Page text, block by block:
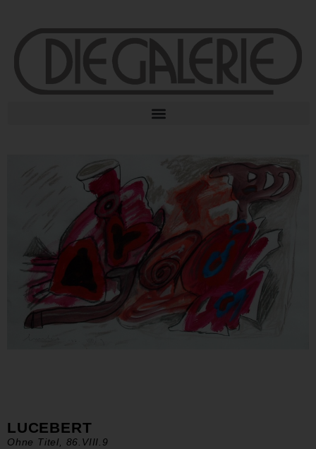
LUCEBERT
Ohne Titel, 86.VIII.9